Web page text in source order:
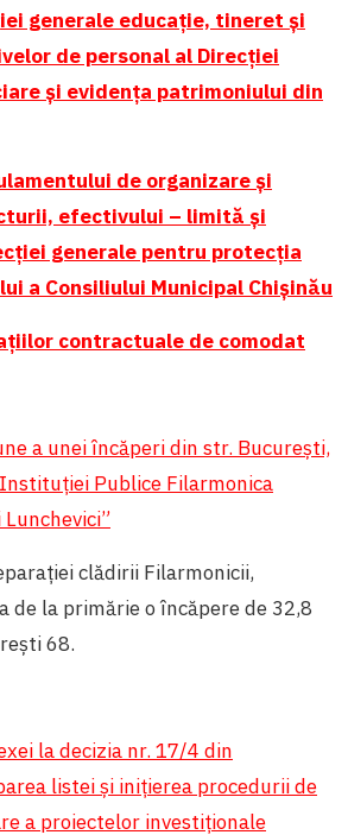
generale educație, tineret și
de personal al Direcției
și evidența patrimoniului din
de organizare și
efectivului – limită și
generale pentru protecția
a Consiliului Municipal Chișinău
contractuale de comodat
a unei încăperi din str. București,
Publice Filarmonica
clădirii Filarmonicii,
de la primărie o încăpere de 32,8
68.
la decizia nr. 17/4 din
listei și inițierea procedurii de
a proiectelor investiționale